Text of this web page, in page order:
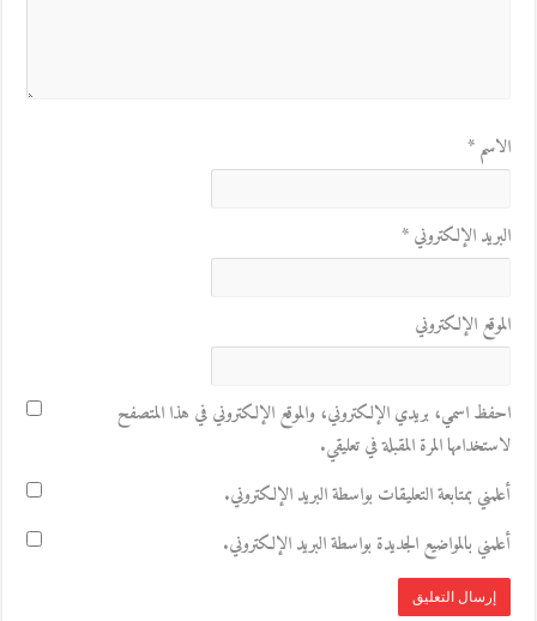
الاسم*
البريد الإلكتروني*
الموقع الإلكتروني
احفظ اسمي، بريدي الإلكتروني، والموقع الإلكتروني في هذا المتصفح
لاستخدامها المرة المقبلة في تعليقي.
أعلمني بمتابعة التعليقات بواسطة البريد الإلكتروني.
أعلمني بالمواضيع الجديدة بواسطة البريد الإلكتروني.